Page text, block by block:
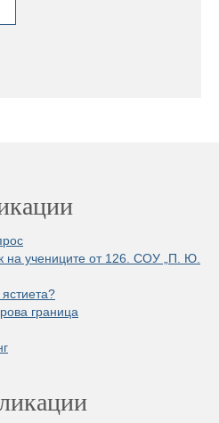
на учениците от 126. СОУ „П. Ю.
граница